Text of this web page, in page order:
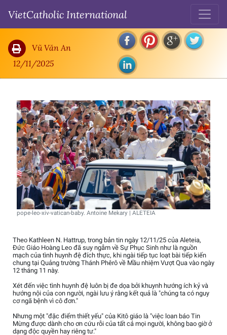
VietCatholic International
Bài Giáo lý Hàng tuần của Đức Giáo Hoàng Leo: chúng ta có thể ngã bệnh
vì cô đơn
Vũ Văn An
12/11/2025
pope-leo-xiv-vatican-baby. Antoine Mekary | ALETEIA
Theo Kathleen N. Hattrup, trong bản tin ngày 12/11/25 của Aleteia,
Đức Giáo Hoàng Leo đã suy ngẫm về Sự Phục Sinh như là nguồn
mạch của tình huynh đệ đích thực, khi ngài tiếp tục loạt bài tiếp kiến
chung tại Quảng trường Thánh Phêrô về Mầu nhiệm Vượt Qua vào ngày
12 tháng 11 này.
Xét đến việc tình huynh đệ luôn bị đe dọa bởi khuynh hướng ích kỷ và
hướng nội của con người, ngài lưu ý rằng kết quả là "chúng ta có nguy
cơ ngã bệnh vì cô đơn."
Nhưng một "đặc điểm thiết yếu" của Kitô giáo là "việc loan báo Tin
Mừng được dành cho ơn cứu rỗi của tất cả mọi người, không bao giờ ở
dạng độc quyền hay riêng tư."